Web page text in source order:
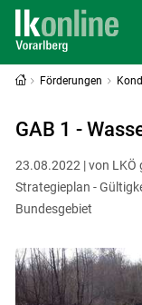
Förderungen
GAB 1 -
23.08.2022 | von LKÖ
Strategieplan -
Bundesgebiet